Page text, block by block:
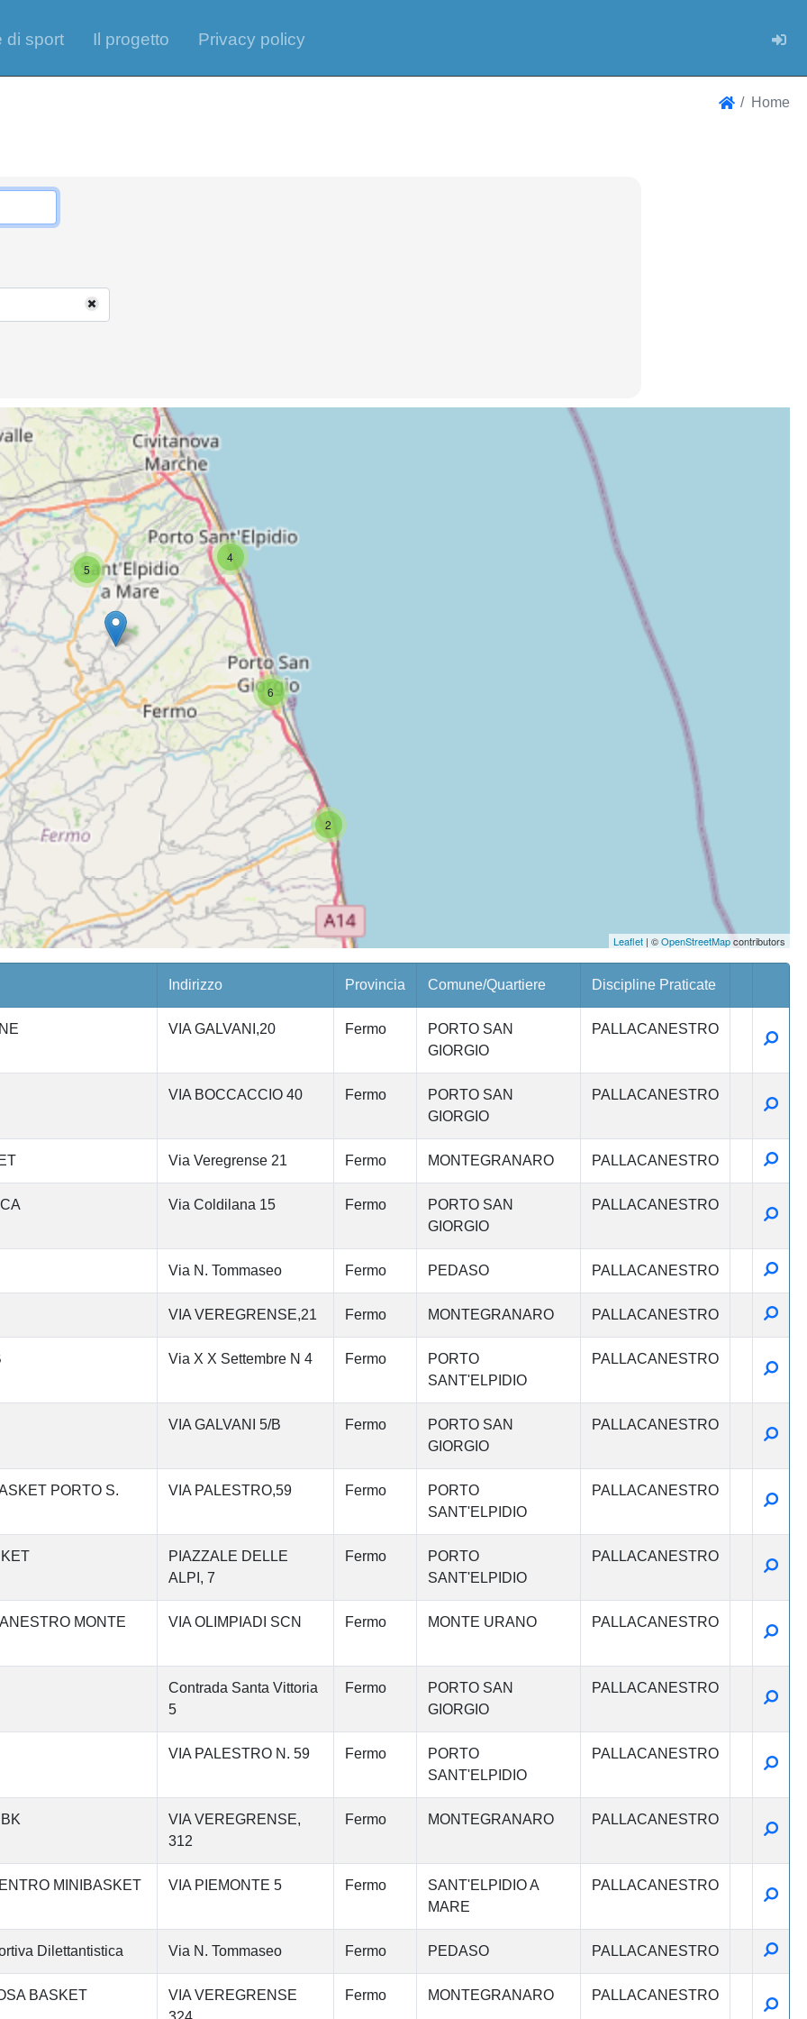
di sport Il progetto Privacy policy
Home
5
2
4
6
Leaflet| ©OpenStreetMapcontributors
Indirizzo Provincia Comune/Quartiere Discipline Praticate
VIA GALVANI,20 Fermo
PORTO SAN
GIORGIO
PALLACANESTRO
VIA BOCCACCIO 40 Fermo
PORTO SAN
GIORGIO
PALLACANESTRO
Via Veregrense 21 Fermo MONTEGRANARO PALLACANESTRO
Via Coldilana 15 Fermo
PORTO SAN
GIORGIO
PALLACANESTRO
Via N. Tommaseo Fermo PEDASO PALLACANESTRO
VIA VEREGRENSE,21 Fermo MONTEGRANARO PALLACANESTRO
Via X X Settembre N 4 Fermo
PORTO
SANT'ELPIDIO
PALLACANESTRO
VIA GALVANI 5/B Fermo
PORTO SAN
GIORGIO
PALLACANESTRO
PORTO S. VIA PALESTRO,59 Fermo
PORTO
SANT'ELPIDIO
PALLACANESTRO
PIAZZALE DELLE
ALPI, 7
Fermo
PORTO
SANT'ELPIDIO
PALLACANESTRO
MONTE VIA OLIMPIADI SCN Fermo MONTE URANO PALLACANESTRO
Contrada Santa Vittoria
5
Fermo
PORTO SAN
GIORGIO
PALLACANESTRO
VIA PALESTRO N. 59 Fermo
PORTO
SANT'ELPIDIO
PALLACANESTRO
VIA VEREGRENSE,
312
Fermo MONTEGRANARO PALLACANESTRO
MINIBASKET VIA PIEMONTE 5 Fermo
SANT'ELPIDIO A
MARE
PALLACANESTRO
Dilettantistica Via N. Tommaseo Fermo PEDASO PALLACANESTRO
BASKET
VIA VEREGRENSE
Fermo MONTEGRANARO PALLACANESTRO